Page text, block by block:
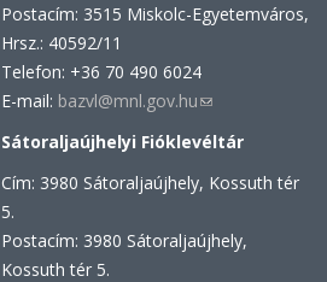
Postacím: 3515 Miskolc-Egyetemváros,
Hrsz.: 40592/11
Telefon: +36 70 490 6024
E-mail: bazvl@mnl.gov.hu(link
mail)
Sátoraljaújhelyi Fióklevéltár
Cím: 3980 Sátoraljaújhely, Kossuth tér
5.
Postacím: 3980 Sátoraljaújhely,
Kossuth tér 5.